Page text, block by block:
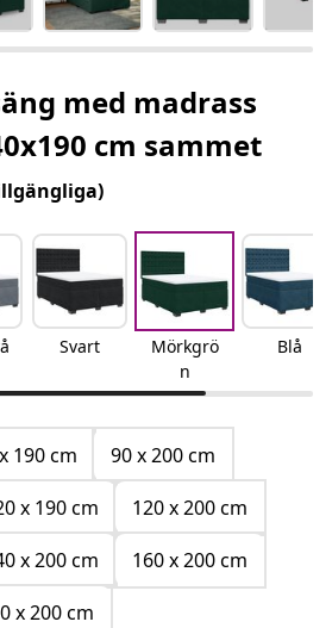
med madrass
cm sammet
Svart
Mörkgrö
n
Blå
190 cm
90 x 200 cm
x 190 cm
120 x 200 cm
x 200 cm
160 x 200 cm
x 200 cm